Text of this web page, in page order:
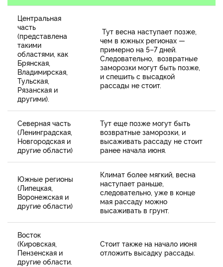
Центральная
часть
(представлена
такими
областями, как
Брянская,
Владимирская,
Тульская,
Рязанская и
другими).
Тут весна наступает позже,
чем в южных регионах —
примерно на 5–7 дней.
Следовательно, возвратные
заморозки могут быть позже,
и спешить с высадкой
рассады не стоит.
Северная часть
(Ленинградская,
Новгородская и
другие области)
Тут еще позже могут быть
возвратные заморозки, и
высаживать рассаду не стоит
ранее начала июня.
Южные регионы
(Липецкая,
Воронежская и
другие области)
Климат более мягкий, весна
наступает раньше,
следовательно, уже в конце
мая рассаду можно
высаживать в грунт.
Восток
(Кировская,
Пензенская и
другие области.
Стоит также на начало июня
отложить высадку рассады.